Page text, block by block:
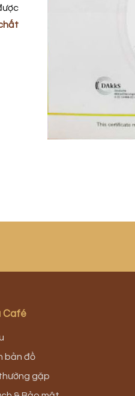
Café
bản đồ
gặp